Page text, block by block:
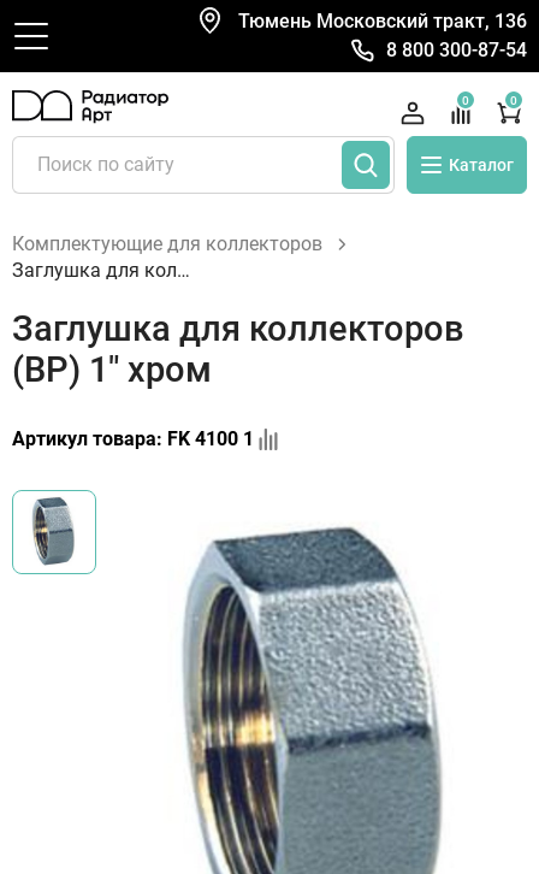
Тюмень Московский тракт, 136
8 800 300-87-54
Каталог
0 0
Комплектующие для коллекторов
Заглушка для коллекторов (ВР) 1" хром
Заглушка для коллекторов
(ВР) 1" хром
Артикул товара: FK 4100 1